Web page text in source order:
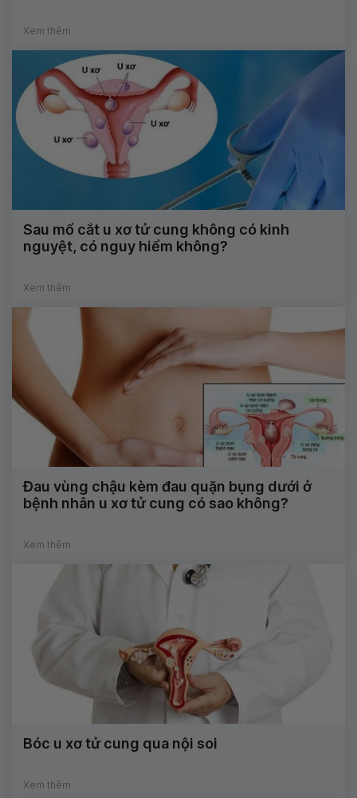
Xem thêm
Sau mổ cắt u xơ tử cung không có kinh
nguyệt, có nguy hiểm không?
Xem thêm
Đau vùng chậu kèm đau quặn bụng dưới ở
bệnh nhân u xơ tử cung có sao không?
Xem thêm
Bóc u xơ tử cung qua nội soi
Xem thêm